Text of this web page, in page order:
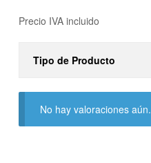
Precio IVA incluido
Tipo de Producto
No hay valoraciones aún.